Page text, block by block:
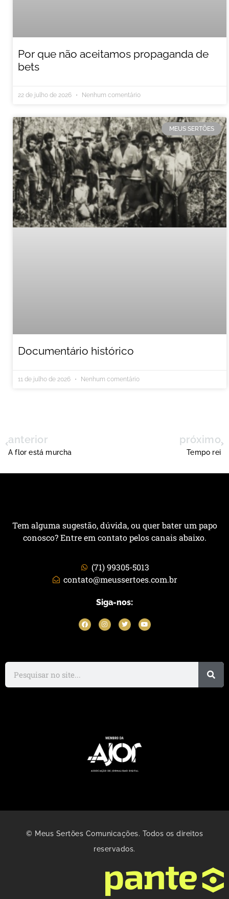
Por que não aceitamos propaganda de
bets
22 de julho de 2026 Nenhum comentário
MEUS SERTÕES
Documentário histórico
11 de julho de 2026 Nenhum comentário
anterior
A flor está murcha
próximo
Tempo rei
Tem alguma sugestão, dúvida, ou quer bater um papo
conosco? Entre em contato pelos canais abaixo.
(71) 99305-5013
contato@meussertoes.com.br
Siga-nos:
© Meus Sertões Comunicações. Todos os direitos
reservados.